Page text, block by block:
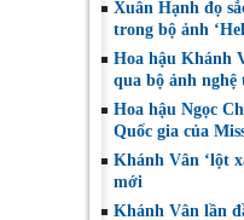
Xuân Hạnh đọ
trong bộ ảnh
Hoa hậu Khánh
qua bộ ảnh
Hoa hậu Ngọc
Quốc gia của
Khánh Vân ‘lột
mới
Khánh Vân lần